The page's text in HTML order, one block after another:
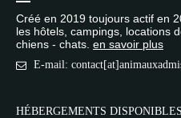
Créé en 2019 toujours actif en
les hôtels, campings, locations
chiens - chats. en savoir plus
E-mail:
HÉBERGEMENTS DISPONIBLES